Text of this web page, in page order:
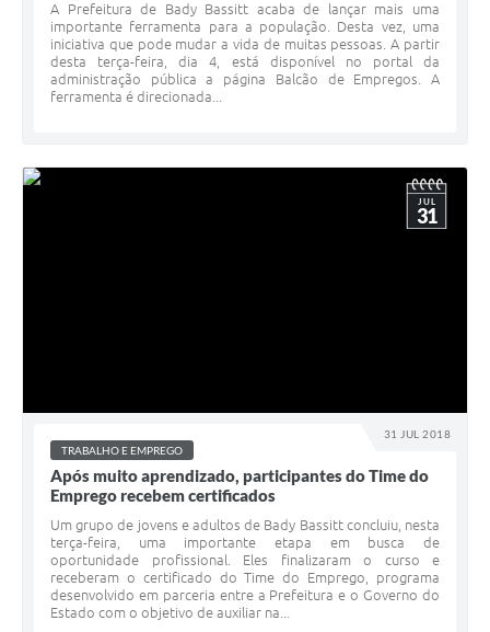
A Prefeitura de Bady Bassitt acaba de lançar mais uma
importante ferramenta para a população. Desta vez, uma
iniciativa que pode mudar a vida de muitas pessoas. A partir
desta terça-feira, dia 4, está disponível no portal da
administração pública a página Balcão de Empregos. A
ferramenta é direcionada...
31 JUL 2018
JUL
31
TRABALHO E EMPREGO
Após muito aprendizado, participantes do Time do
Emprego recebem certificados
Um grupo de jovens e adultos de Bady Bassitt concluiu, nesta
terça-feira, uma importante etapa em busca de
oportunidade profissional. Eles finalizaram o curso e
receberam o certificado do Time do Emprego, programa
desenvolvido em parceria entre a Prefeitura e o Governo do
Estado com o objetivo de auxiliar na...